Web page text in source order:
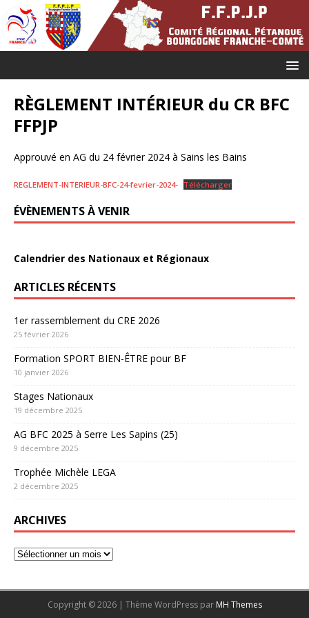
RÈGLEMENT INTÉRIEUR du CR BFC
FFPJP
Approuvé en AG du 24 février 2024 à Sains les Bains
REGLEMENT-INTERIEUR-BFC-24-fevrier-2024- Télécharger
ÉVÈNEMENTS À VENIR
Calendrier des Nationaux et Régionaux
ARTICLES RÉCENTS
1er rassemblement du CRE 2026
25 février 2026
Formation SPORT BIEN-ÊTRE pour BF
10 janvier 2026
Stages Nationaux
19 décembre 2025
AG BFC 2025 à Serre Les Sapins (25)
9 décembre 2025
Trophée Michèle LEGA
2 décembre 2025
ARCHIVES
Copyright © 2026 | Thème WordPress par MH Themes